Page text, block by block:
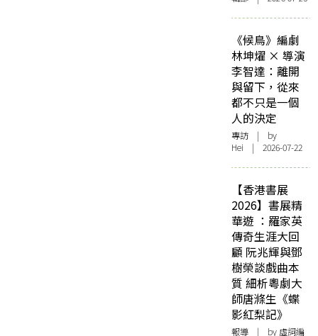
《候鳥》編劇
林坤燿 × 導演
李智達：離開
與留下，從來
都不只是一個
人的決定
專訪 | by
Hei | 2026-07-22
【香港書展
2026】書展精
華遊 ：羅家英
傳奇生涯大回
顧 阮兆輝與鄧
樹榮談戲曲本
質 細析粵劇大
師唐滌生《蝶
影紅梨記》
報導 | by 虛詞編